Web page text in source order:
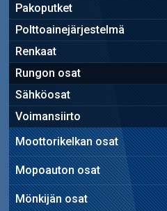
Pakoputket
Polttoainejärjestelmä
Renkaat
Rungon osat
Sähköosat
Voimansiirto
Moottorikelkan osat
Mopoauton osat
Mönkijän osat